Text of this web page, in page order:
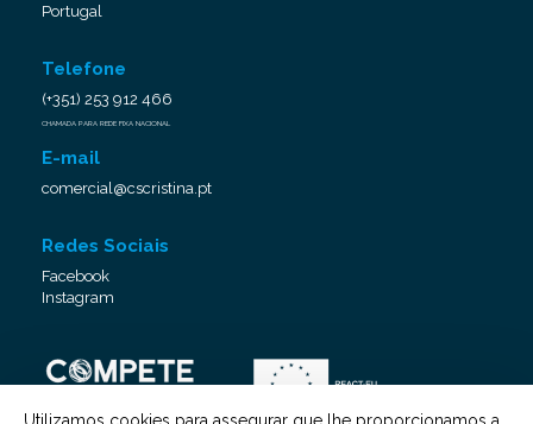
Portugal
Telefone
(+351) 253 912 466
CHAMADA PARA REDE FIXA NACIONAL
E-mail
comercial@cscristina.pt
Redes Sociais
Facebook
Instagram